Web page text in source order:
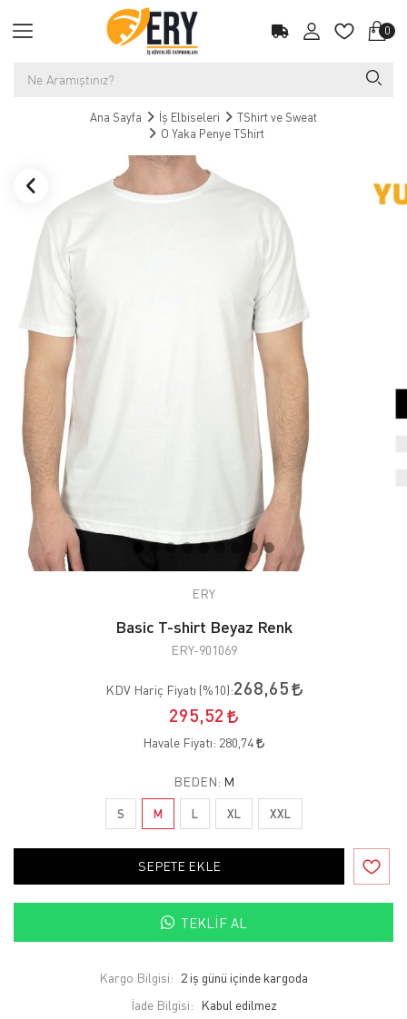
0
Ana Sayfa İş Elbiseleri
TShirt ve Sweat
O Yaka Penye TShirt
ERY
Basic T-shirt Beyaz Renk
ERY-901069
KDV Hariç Fiyatı (%10):268,65
295,52
Havale Fiyatı: 280,74
BEDEN: M
S M L XL XXL
SEPETE EKLE
TEKLIF AL
Kargo Bilgisi: 2 iş günü içinde kargoda
İade Bilgisi: